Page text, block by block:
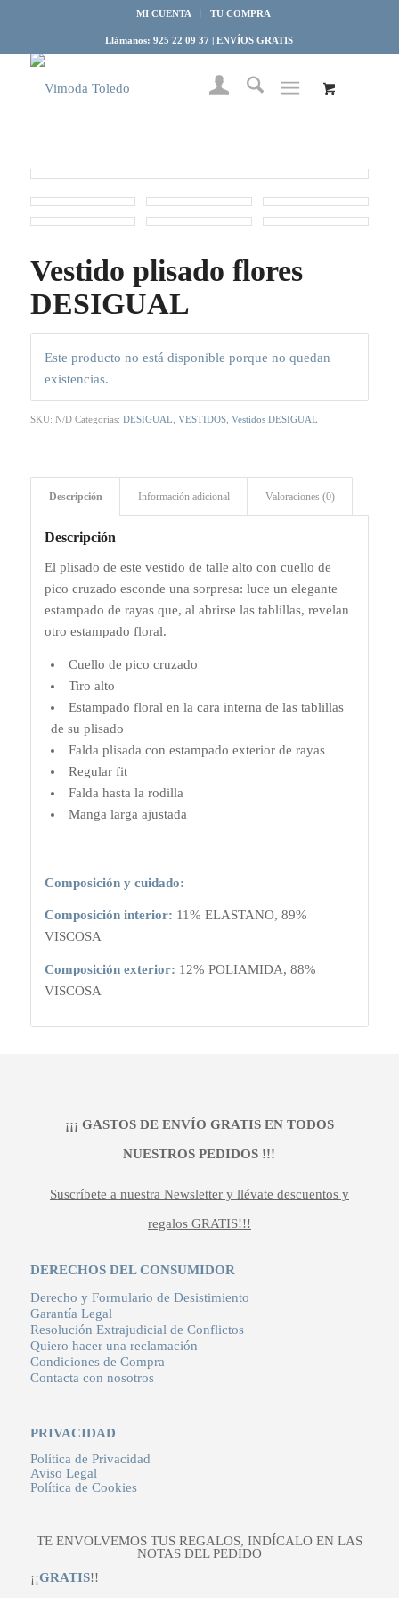
MI CUENTA TU COMPRA
Llámanos: 925 22 09 37 | ENVÍOS GRATIS
Vestido plisado flores
DESIGUAL
Este producto no está disponible porque no quedan
existencias.
SKU: N/D Categorías: DESIGUAL VESTIDOS, Vestidos DESIGUAL
Descripción Información adicional Valoraciones (0)
Descripción
El plisado de este vestido de talle alto con cuello de
pico cruzado esconde una sorpresa: luce un elegante
estampado de rayas que, al abrirse las tablillas, revelan
otro estampado floral.
Cuello de pico cruzado
Tiro alto
Estampado floral en la cara interna de las tablillas
de su plisado
Falda plisada con estampado exterior de rayas
Regular fit
Falda hasta la rodilla
Manga larga ajustada
Composición y cuidado:
Composición interior: 11% ELASTANO, 89%
VISCOSA
Composición exterior: 12% POLIAMIDA, 88%
VISCOSA
¡¡¡ GASTOS DE ENVÍO GRATIS EN TODOS
NUESTROS PEDIDOS !!!
Suscríbete a nuestra Newsletter y llévate descuentos y
regalos GRATIS!!!
DERECHOS DEL CONSUMIDOR
Derecho y Formulario de Desistimiento
Garantía Legal
Resolución Extrajudicial de Conflictos
Quiero hacer una reclamación
Condiciones de Compra
Contacta con nosotros
PRIVACIDAD
Política de Privacidad
Aviso Legal
Política de Cookies
TE ENVOLVEMOS TUS REGALOS, INDÍCALO EN LAS
NOTAS DEL PEDIDO
¡¡GRATIS!!